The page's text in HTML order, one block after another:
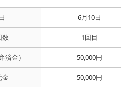
6月10日
数 1回目
済金） 50,000円
金 50,000円